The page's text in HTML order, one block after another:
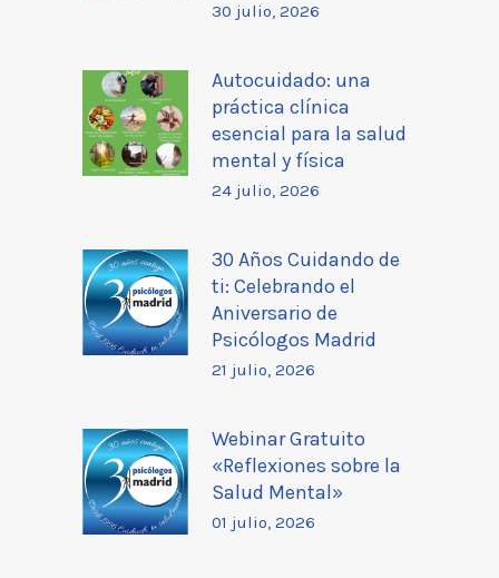
30 julio, 2026
Autocuidado: una
práctica clínica
esencial para la salud
mental y física
24 julio, 2026
30 Años Cuidando de
ti: Celebrando el
Aniversario de
Psicólogos Madrid
21 julio, 2026
Webinar Gratuito
«Reflexiones sobre la
Salud Mental»
01 julio, 2026